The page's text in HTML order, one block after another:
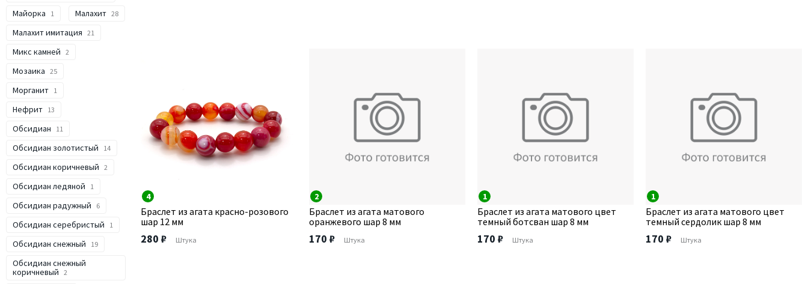
Майорка 1 Малахит 28
Малахит имитация 21
Микс камней 2
Мозаика 25
Морганит 1
Нефрит 13
Обсидиан 11
Обсидиан золотистый 14
Обсидиан коричневый 2
Обсидиан ледяной 1
Обсидиан радужный 6
Обсидиан серебристый 1
Обсидиан снежный 19
Обсидиан снежный
коричневый 2
4
Браслет из агата красно-розового
шар 12 мм
280 ₽ Штука
2
Браслет из агата матового
оранжевого шар 8 мм
170 ₽ Штука
1
Браслет из агата матового цвет
темный ботсван шар 8 мм
170 ₽ Штука
1
Браслет из агата матового цвет
темный сердолик шар 8 мм
170 ₽ Штука